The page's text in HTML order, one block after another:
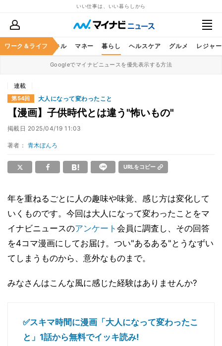
いい仕事は、いい暮らしから
ワーク＆ライフ
ア ビジネススキル マネー 暮らし ヘルスケア グルメ レジャー
Googleでマイナビニュースを優先表示する方法
連載
第54回 大人になって変わったこと
【漫画】子供時代とは違う"怖いもの"
掲載日 2025/04/19 11:03
著者： 青木ぼんろ
URLをコピー
年を重ねるごとに人の趣味や味覚、感じ方は変化して
いくものです。今回は大人になって変わったことをマ
イナビニュースのアンケート 会員に調査し、その回答
を4コマ漫画にしてお届け。つい"あるある"とうなずい
てしまうものから、意外なものまで。
みなさんはこんな風に感じた経験はありませんか?
✅スキマ時間に漫画「大人になって変わったこ
と」1話から無料でイッキ読み!